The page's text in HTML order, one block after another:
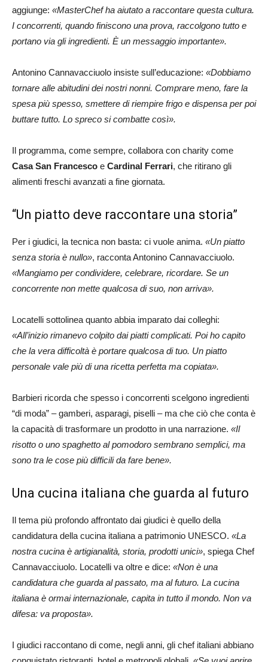
aggiunge: «MasterChef ha aiutato a raccontare questa cultura.
I concorrenti, quando finiscono una prova, raccolgono tutto e
portano via gli ingredienti. È un messaggio importante».
Antonino Cannavacciuolo insiste sull’educazione: «Dobbiamo
tornare alle abitudini dei nostri nonni. Comprare meno, fare la
spesa più spesso, smettere di riempire frigo e dispensa per poi
buttare tutto. Lo spreco si combatte così».
Il programma, come sempre, collabora con charity come
Casa San Francesco e Cardinal Ferrari, che ritirano gli
alimenti freschi avanzati a fine giornata.
“Un piatto deve raccontare una storia”
Per i giudici, la tecnica non basta: ci vuole anima. «Un piatto
senza storia è nullo», racconta Antonino Cannavacciuolo.
«Mangiamo per condividere, celebrare, ricordare. Se un
concorrente non mette qualcosa di suo, non arriva».
Locatelli sottolinea quanto abbia imparato dai colleghi:
«All’inizio rimanevo colpito dai piatti complicati. Poi ho capito
che la vera difficoltà è portare qualcosa di tuo. Un piatto
personale vale più di una ricetta perfetta ma copiata».
Barbieri ricorda che spesso i concorrenti scelgono ingredienti
“di moda” – gamberi, asparagi, piselli – ma che ciò che conta è
la capacità di trasformare un prodotto in una narrazione. «Il
risotto o uno spaghetto al pomodoro sembrano semplici, ma
sono tra le cose più difficili da fare bene».
Una cucina italiana che guarda al futuro
Il tema più profondo affrontato dai giudici è quello della
candidatura della cucina italiana a patrimonio UNESCO. «La
nostra cucina è artigianalità, storia, prodotti unici», spiega Chef
Cannavacciuolo. Locatelli va oltre e dice: «Non è una
candidatura che guarda al passato, ma al futuro. La cucina
italiana è ormai internazionale, capita in tutto il mondo. Non va
difesa: va proposta».
I giudici raccontano di come, negli anni, gli chef italiani abbiano